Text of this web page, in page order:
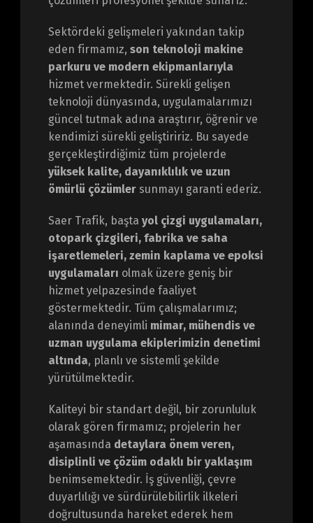
Sektördeki gelişmeleri yakından takip
eden firmamız, son teknoloji makine
parkuru ve modern ekipmanlarıyla
hizmet vermektedir. Sürekli gelişen
teknoloji dünyasında, uygulamalarımızı
güncel tutmak adına araştırır, öğrenir ve
kendimizi sürekli geliştiririz. Bu sayede
gerçekleştirdiğimiz tüm projelerde
yüksek kalite, dayanıklılık ve uzun
ömürlü çözümlersunmayı garanti ederiz.
Saer Trafik, başta yol çizgi uygulamaları,
otopark çizgileri, fabrika ve saha
işaretlemeleri, zemin kaplama ve epoksi
uygulamaları olmak üzere geniş bir
hizmet yelpazesinde faaliyet
göstermektedir. Tüm çalışmalarımız;
alanında deneyimli mimar, mühendis ve
uzman uygulama ekiplerimizin denetimi
altında, planlı ve sistemli şekilde
yürütülmektedir.
Kaliteyi bir standart değil, bir zorunluluk
olarak gören firmamız; projelerin her
aşamasında detaylara önem veren,
disiplinli ve çözüm odaklı bir yaklaşım
benimsemektedir. İş güvenliği, çevre
duyarlılığı ve sürdürülebilirlik ilkeleri
doğrultusunda hareket ederek hem